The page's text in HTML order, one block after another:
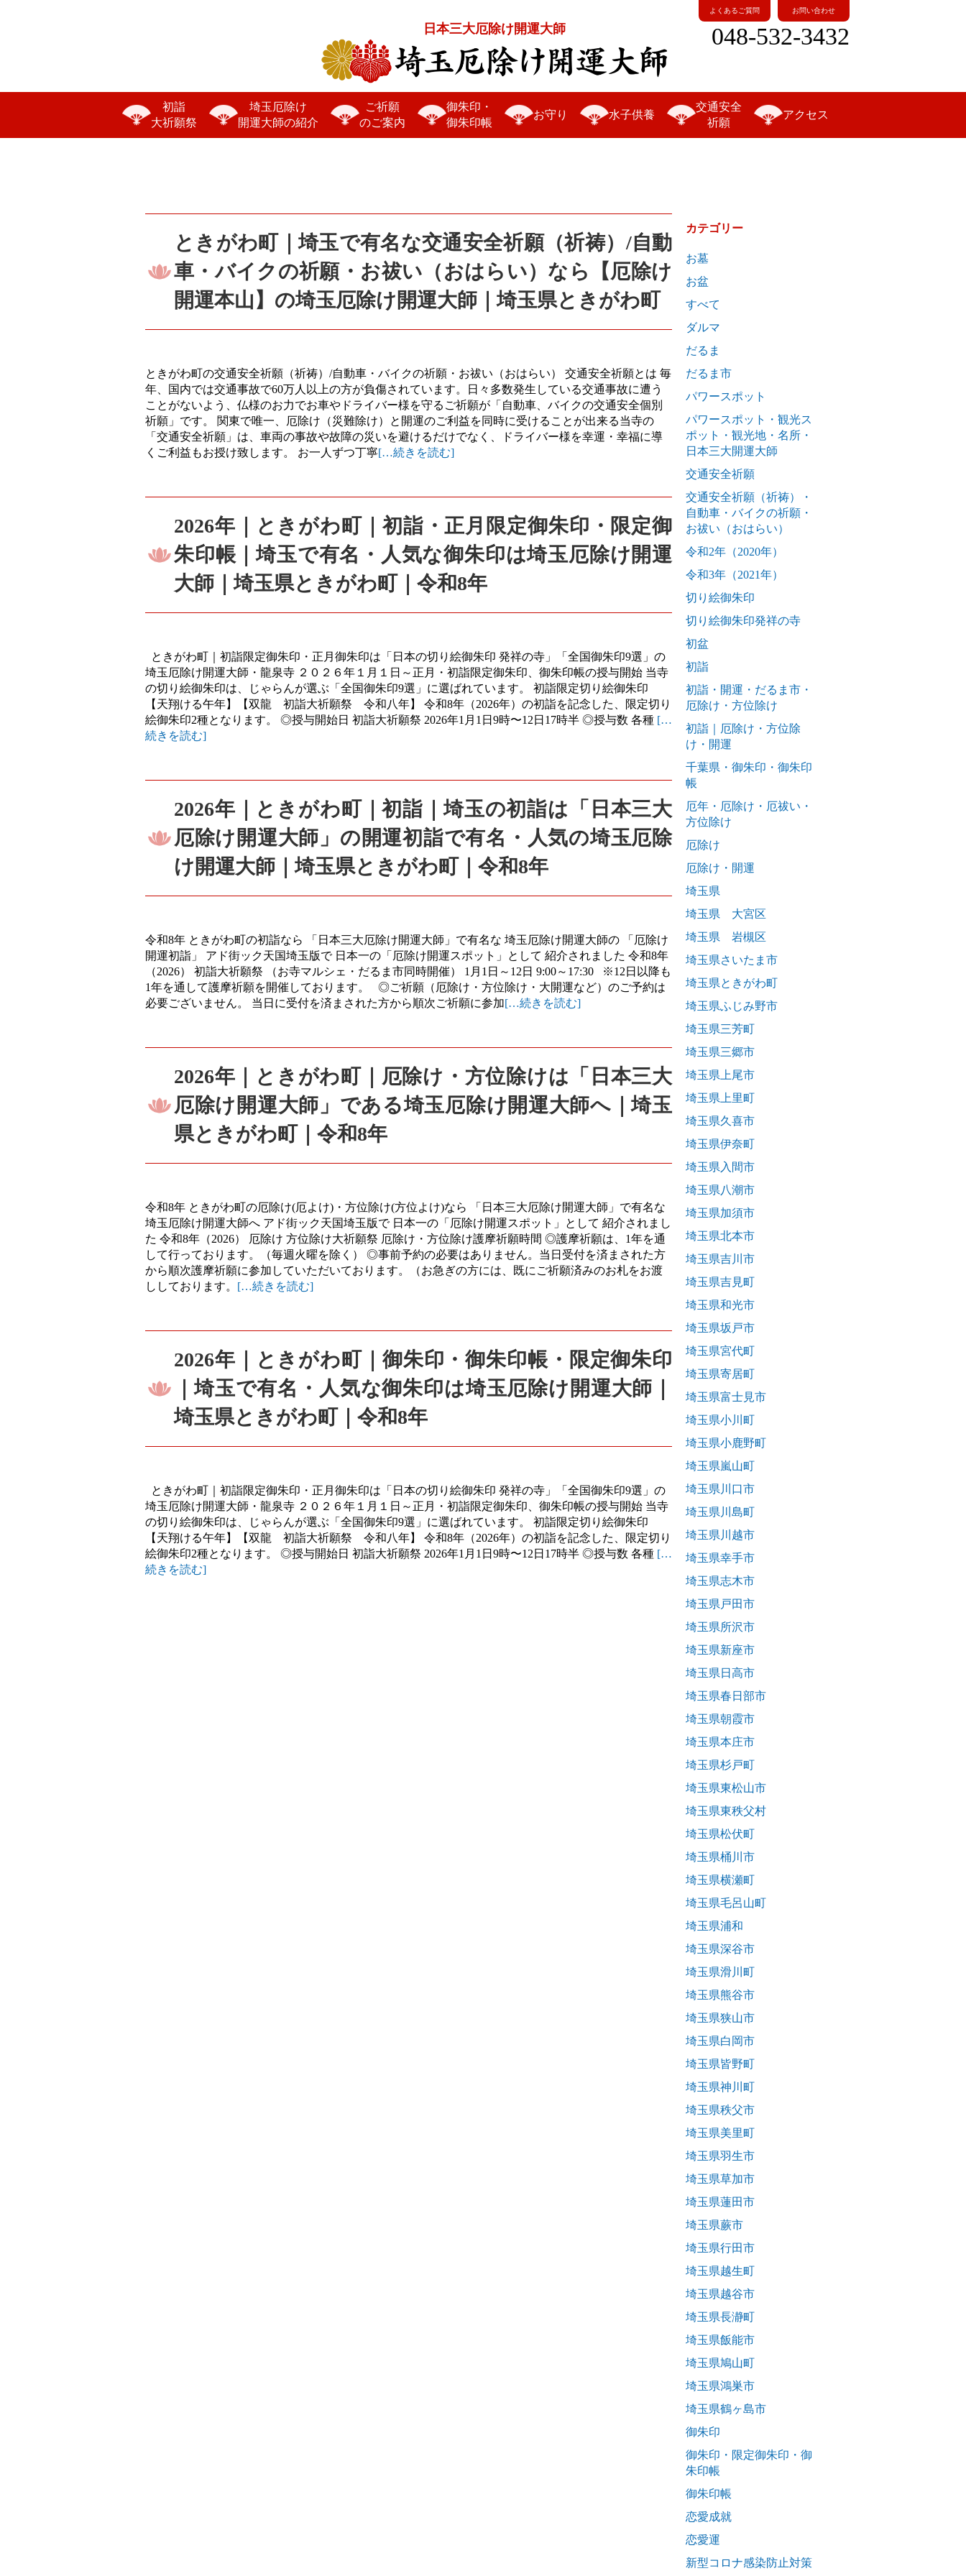
日本三大厄除け開運大師
よくあるご質問 お問い合わせ
048-532-3432
初詣
大祈願祭
埼玉厄除け
開運大師の紹介
ご祈願
のご案内
御朱印・
御朱印帳
お守り 水子供養
交通安全
祈願
アクセス
ときがわ町｜埼玉で有名な交通安全祈願（祈祷）/自動
車・バイクの祈願・お祓い（おはらい）なら【厄除け
開運本山】の埼玉厄除け開運大師｜埼玉県ときがわ町
ときがわ町の交通安全祈願（祈祷）/自動車・バイクの祈願・お祓い（おはらい） 交通安全祈願とは 毎
年、国内では交通事故で60万人以上の方が負傷されています。日々多数発生している交通事故に遭う
ことがないよう、仏様のお力でお車やドライバー様を守るご祈願が「自動車、バイクの交通安全個別
祈願」です。 関東で唯一、厄除け（災難除け）と開運のご利益を同時に受けることが出来る当寺の
「交通安全祈願」は、車両の事故や故障の災いを避けるだけでなく、ドライバー様を幸運・幸福に導
くご利益もお授け致します。 お一人ずつ丁寧[…続きを読む]
2026年｜ときがわ町｜初詣・正月限定御朱印・限定御
朱印帳｜埼玉で有名・人気な御朱印は埼玉厄除け開運
大師｜埼玉県ときがわ町｜令和8年
ときがわ町｜初詣限定御朱印・正月御朱印は「日本の切り絵御朱印 発祥の寺」「全国御朱印9選」の
埼玉厄除け開運大師・龍泉寺 ２０２６年１月１日～正月・初詣限定御朱印、御朱印帳の授与開始 当寺
の切り絵御朱印は、じゃらんが選ぶ「全国御朱印9選」に選ばれています。 初詣限定切り絵御朱印
【天翔ける午年】【双龍 初詣大祈願祭 令和八年】 令和8年（2026年）の初詣を記念した、限定切り
絵御朱印2種となります。 ◎授与開始日 初詣大祈願祭 2026年1月1日9時〜12日17時半 ◎授与数 各種 […
続きを読む]
2026年｜ときがわ町｜初詣｜埼玉の初詣は「日本三大
厄除け開運大師」の開運初詣で有名・人気の埼玉厄除
け開運大師｜埼玉県ときがわ町｜令和8年
令和8年 ときがわ町の初詣なら 「日本三大厄除け開運大師」で有名な 埼玉厄除け開運大師の 「厄除け
開運初詣」 アド街ック天国埼玉版で 日本一の「厄除け開運スポット」として 紹介されました 令和8年
（2026） 初詣大祈願祭 （お寺マルシェ・だるま市同時開催） 1月1日～12日 9:00～17:30 ※12日以降も
1年を通して護摩祈願を開催しております。 ◎ご祈願（厄除け・方位除け・大開運など）のご予約は
必要ございません。 当日に受付を済まされた方から順次ご祈願に参加[…続きを読む]
2026年｜ときがわ町｜厄除け・方位除けは「日本三大
厄除け開運大師」である埼玉厄除け開運大師へ｜埼玉
県ときがわ町｜令和8年
令和8年 ときがわ町の厄除け(厄よけ)・方位除け(方位よけ)なら 「日本三大厄除け開運大師」で有名な
埼玉厄除け開運大師へ アド街ック天国埼玉版で 日本一の「厄除け開運スポット」として 紹介されまし
た 令和8年（2026） 厄除け 方位除け大祈願祭 厄除け・方位除け護摩祈願時間 ◎護摩祈願は、1年を通
して行っております。（毎週火曜を除く） ◎事前予約の必要はありません。当日受付を済まされた方
から順次護摩祈願に参加していただいております。（お急ぎの方には、既にご祈願済みのお札をお渡
ししております。 […続きを読む]
2026年｜ときがわ町｜御朱印・御朱印帳・限定御朱印
｜埼玉で有名・人気な御朱印は埼玉厄除け開運大師｜
埼玉県ときがわ町｜令和8年
ときがわ町｜初詣限定御朱印・正月御朱印は「日本の切り絵御朱印 発祥の寺」「全国御朱印9選」の
埼玉厄除け開運大師・龍泉寺 ２０２６年１月１日～正月・初詣限定御朱印、御朱印帳の授与開始 当寺
の切り絵御朱印は、じゃらんが選ぶ「全国御朱印9選」に選ばれています。 初詣限定切り絵御朱印
【天翔ける午年】【双龍 初詣大祈願祭 令和八年】 令和8年（2026年）の初詣を記念した、限定切り
絵御朱印2種となります。 ◎授与開始日 初詣大祈願祭 2026年1月1日9時〜12日17時半 ◎授与数 各種 […
続きを読む]
カテゴリー
お墓
お盆
すべて
ダルマ
だるま
だるま市
パワースポット
パワースポット・観光ス
ポット・観光地・名所・
日本三大開運大師
交通安全祈願
交通安全祈願（祈祷）・
自動車・バイクの祈願・
お祓い（おはらい）
令和2年（2020年）
令和3年（2021年）
切り絵御朱印
切り絵御朱印発祥の寺
初盆
初詣
初詣・開運・だるま市・
厄除け・方位除け
初詣｜厄除け・方位除
け・開運
千葉県・御朱印・御朱印
帳
厄年・厄除け・厄祓い・
方位除け
厄除け
厄除け・開運
埼玉県
埼玉県 大宮区
埼玉県 岩槻区
埼玉県さいたま市
埼玉県ときがわ町
埼玉県ふじみ野市
埼玉県三芳町
埼玉県三郷市
埼玉県上尾市
埼玉県上里町
埼玉県久喜市
埼玉県伊奈町
埼玉県入間市
埼玉県八潮市
埼玉県加須市
埼玉県北本市
埼玉県吉川市
埼玉県吉見町
埼玉県和光市
埼玉県坂戸市
埼玉県宮代町
埼玉県寄居町
埼玉県富士見市
埼玉県小川町
埼玉県小鹿野町
埼玉県嵐山町
埼玉県川口市
埼玉県川島町
埼玉県川越市
埼玉県幸手市
埼玉県志木市
埼玉県戸田市
埼玉県所沢市
埼玉県新座市
埼玉県日高市
埼玉県春日部市
埼玉県朝霞市
埼玉県本庄市
埼玉県杉戸町
埼玉県東松山市
埼玉県東秩父村
埼玉県松伏町
埼玉県桶川市
埼玉県横瀬町
埼玉県毛呂山町
埼玉県浦和
埼玉県深谷市
埼玉県滑川町
埼玉県熊谷市
埼玉県狭山市
埼玉県白岡市
埼玉県皆野町
埼玉県神川町
埼玉県秩父市
埼玉県美里町
埼玉県羽生市
埼玉県草加市
埼玉県蓮田市
埼玉県蕨市
埼玉県行田市
埼玉県越生町
埼玉県越谷市
埼玉県長瀞町
埼玉県飯能市
埼玉県鳩山町
埼玉県鴻巣市
埼玉県鶴ヶ島市
御朱印
御朱印・限定御朱印・御
朱印帳
御朱印帳
恋愛成就
恋愛運
新型コロナ感染防止対策